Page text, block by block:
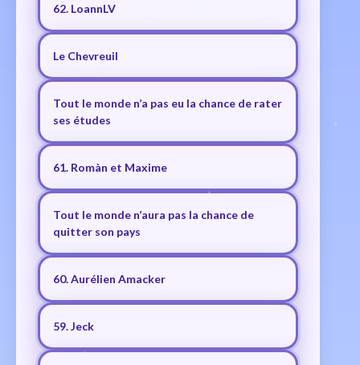
62. LoannLV
Le Chevreuil
Tout le monde n’a pas eu la chance de rater
ses études
61. Romàn et Maxime
Tout le monde n’aura pas la chance de
quitter son pays
60. Aurélien Amacker
59. Jeck